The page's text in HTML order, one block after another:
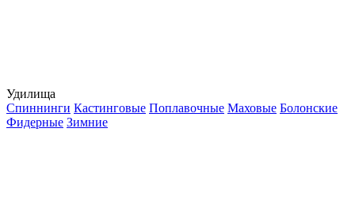
Удилища
Спиннинги Кастинговые Поплавочные Маховые Болонские
Фидерные Зимние